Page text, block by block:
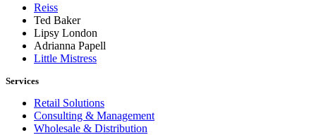
Reiss
Ted Baker
Lipsy London
Adrianna Papell
Little Mistress
Services
Retail Solutions
Consulting & Management
Wholesale & Distribution